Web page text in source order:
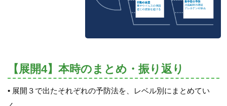
【展開4】本時のまとめ・振り返り
• 展開３で出たそれぞれの予防法を、レベル別にまとめてい